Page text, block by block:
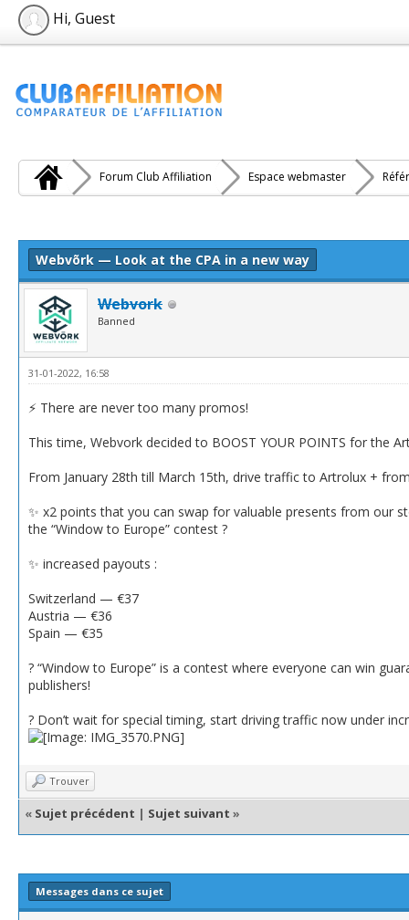
Hi, Guest
Forum Club Affiliation Espace webmaster
Webvõrk — Look at the CPA in a new way
Webvork
Banned
31-01-2022, 16:58
⚡️ There are never too many promos!
This time, Webvork decided to BOOST YOUR POINTS for the
From January 28th till March 15th, drive traffic to Artrolux +
✨ x2 points that you can swap for valuable presents from our
the “Window to Europe” contest ?
✨ increased payouts :
Switzerland — €37
Austria — €36
Spain — €35
? “Window to Europe” is a contest where everyone can win
publishers!
? Don’t wait for special timing, start driving traffic now under
Trouver
« Sujet précédent | Sujet suivant »
Messages dans ce sujet